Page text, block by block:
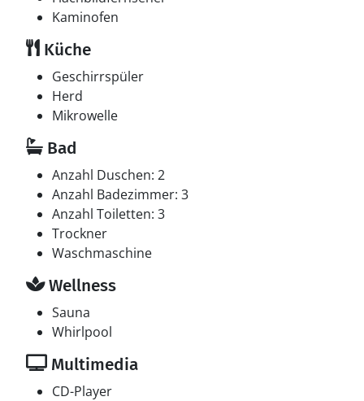
Kaminofen
Küche
Geschirrspüler
Herd
Mikrowelle
Bad
Anzahl Duschen: 2
Anzahl Badezimmer: 3
Anzahl Toiletten: 3
Trockner
Waschmaschine
Wellness
Sauna
Whirlpool
Multimedia
CD-Player